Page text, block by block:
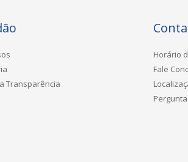
Transparência
Horário
Fale